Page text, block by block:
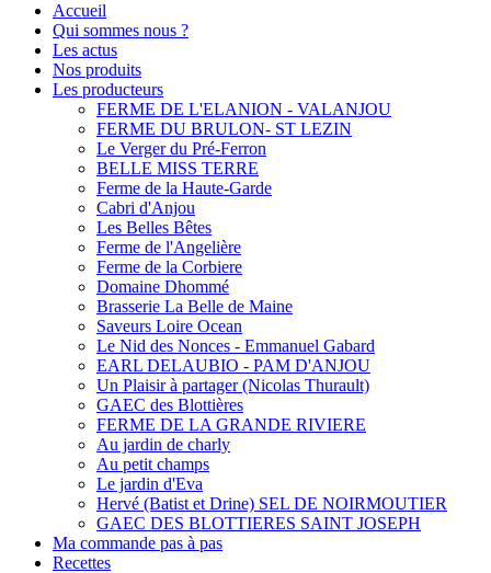
Accueil
Qui sommes nous ?
Les actus
Nos produits
Les producteurs
FERME DE L'ELANION - VALANJOU
FERME DU BRULON- ST LEZIN
Le Verger du Pré-Ferron
BELLE MISS TERRE
Ferme de la Haute-Garde
Cabri d'Anjou
Les Belles Bêtes
Ferme de l'Angelière
Ferme de la Corbiere
Domaine Dhommé
Brasserie La Belle de Maine
Saveurs Loire Ocean
Le Nid des Nonces - Emmanuel Gabard
EARL DELAUBIO - PAM D'ANJOU
Un Plaisir à partager (Nicolas Thurault)
GAEC des Blottières
FERME DE LA GRANDE RIVIERE
Au jardin de charly
Au petit champs
Le jardin d'Eva
Hervé (Batist et Drine) SEL DE NOIRMOUTIER
GAEC DES BLOTTIERES SAINT JOSEPH
Ma commande pas à pas
Recettes